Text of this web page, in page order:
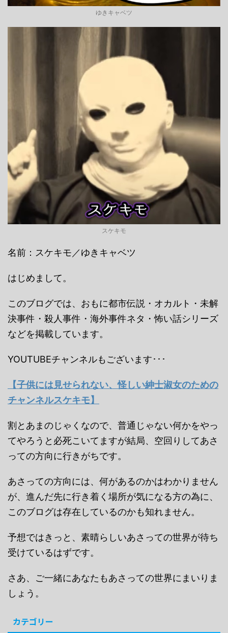
ゆきキャベツ
スケキモ
名前：スケキモ／ゆきキャベツ
はじめまして。
このブログでは、おもに都市伝説・オカルト・未解
決事件・殺人事件・海外事件ネタ・怖い話シリーズ
などを掲載しています。
YOUTUBEチャンネルもございます･･･
【子供には見せられない、怪しい紳士淑女のための
チャンネルスケキモ】
割とあまのじゃくなので、普通じゃない何かをやっ
てやろうと必死こいてますが結局、空回りしてあさ
っての方向に行きがちです。
あさっての方向には、何があるのかはわかりません
が、進んだ先に行き着く場所が気になる方の為に、
このブログは存在しているのかも知れません。
予想ではきっと、素晴らしいあさっての世界が待ち
受けているはずです。
さあ、ご一緒にあなたもあさっての世界にまいりま
しょう。
カテゴリー